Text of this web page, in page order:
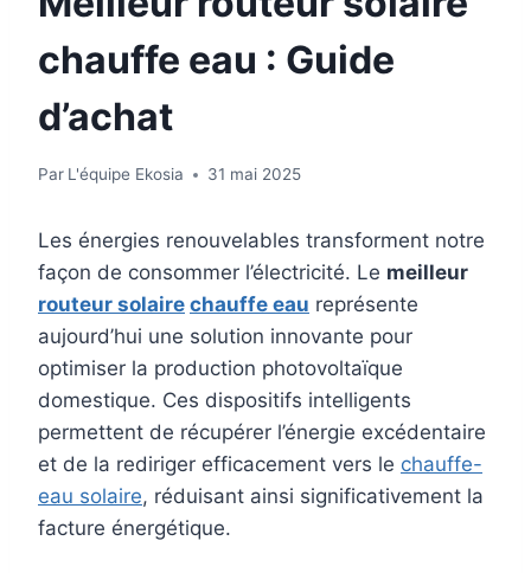
chauffe eau : Guide
d’achat
Par L'équipe Ekosia 31 mai 2025
Les énergies renouvelables transforment notre
façon de consommer l’électricité. Le meilleur
routeur solaire chauffe eau représente
aujourd’hui une solution innovante pour
optimiser la production photovoltaïque
domestique. Ces dispositifs intelligents
permettent de récupérer l’énergie excédentaire
et de la rediriger efficacement vers le chauffe-
eau solaire, réduisant ainsi significativement la
facture énergétique.